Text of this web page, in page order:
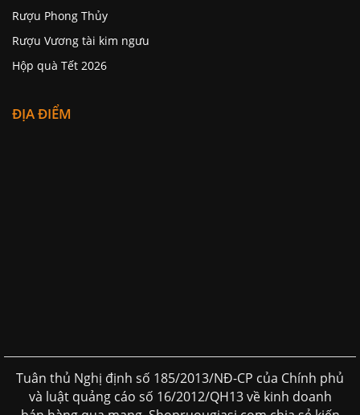
Rượu Phong Thủy
Rượu Vương tài kim ngưu
Hộp quà Tết 2026
ĐỊA ĐIỂM
Tuân thủ Nghị định số 185/2013/NĐ-CP của Chính phủ
và luật quảng cáo số 16/2012/QH13 về kinh doanh